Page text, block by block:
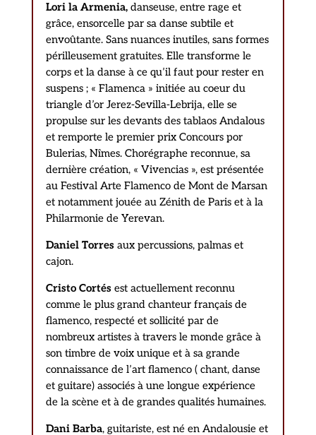
Lori la Armenia, danseuse, entre rage et
grâce, ensorcelle par sa danse subtile et
envoûtante. Sans nuances inutiles, sans formes
périlleusement gratuites. Elle transforme le
corps et la danse à ce qu’il faut pour rester en
suspens ; « Flamenca » initiée au coeur du
triangle d’or Jerez-Sevilla-Lebrija, elle se
propulse sur les devants des tablaos Andalous
et remporte le premier prix Concours por
Bulerias, Nîmes. Chorégraphe reconnue, sa
dernière création, « Vivencias », est présentée
au Festival Arte Flamenco de Mont de Marsan
et notamment jouée au Zénith de Paris et à la
Philarmonie de Yerevan.
Daniel Torres aux percussions, palmas et
cajon.
Cristo Cortés est actuellement reconnu
comme le plus grand chanteur français de
flamenco, respecté et sollicité par de
nombreux artistes à travers le monde grâce à
son timbre de voix unique et à sa grande
connaissance de l’art flamenco ( chant, danse
et guitare) associés à une longue expérience
de la scène et à de grandes qualités humaines.
Dani Barba, guitariste, est né en Andalousie et